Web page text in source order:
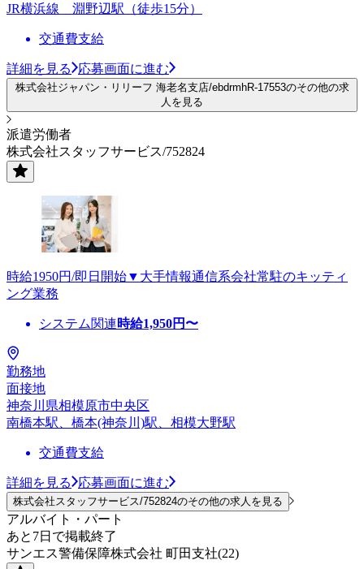
JR横浜線 淵野辺駅（徒歩15分）
交通費支給
詳細を見る 応募画面に進む
株式会社ジャパン・リリーフ 海老名支店/ebdrmhR-17553のその他の求
人を見る
派遣労働者
株式会社スタッフサービス/752824
時給1950円/即日開始▼大手情報通信系会社常駐のキッティ
ング業務
システム関連時給1,950円〜
勤務地
面接地
神奈川県相模原市中央区
南橋本駅、橋本(神奈川)駅、相模大野駅
交通費支給
詳細を見る 応募画面に進む
株式会社スタッフサービス/752824のその他の求人を見る
アルバイト・パート
あと7日で掲載終了
サンエス警備保障株式会社 町田支社(22)